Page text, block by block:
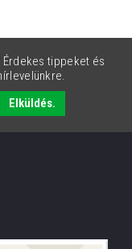
tippeket és
Elküldés.